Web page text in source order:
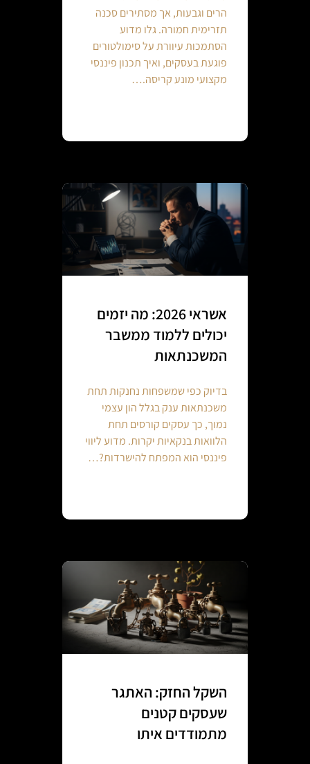
הרים וגבעות, אך מסתירים סכנה
תזרימית חמורה. גלו מדוע
הסתמכות עיוורת על סימולטורים
פוגעת בעסקים, ואיך תכנון פיננסי
מקצועי מונע קריסה.…
אשראי 2026: מה יזמים
יכולים ללמוד ממשבר
המשכנתאות
בדיוק כפי שמשפחות נחנקות תחת
משכנתאות ענק בגלל הון עצמי
נמוך, כך עסקים קורסים תחת
הלוואות בנקאיות יקרות. מדוע ליווי
פיננסי הוא המפתח להישרדות?…
השקל החזק: האתגר
שעסקים קטנים
מתמודדים איתו